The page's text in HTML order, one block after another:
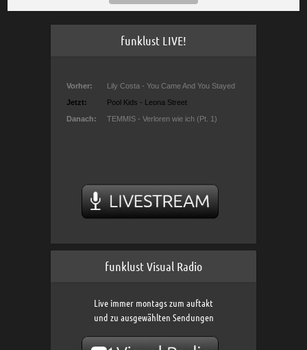
funklust LIVE!
funklust Visual Radio
Live immer montags zum auftakt
und zu ausgewählten Sendungen